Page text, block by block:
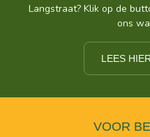
Langstraat? Klik op de
ons
LEES
VOOR